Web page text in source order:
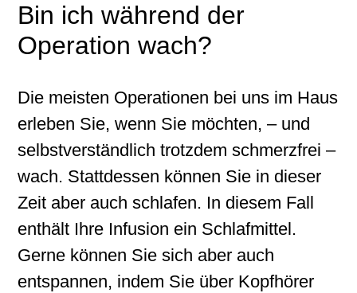
Bin ich während der
Operation wach?
Die meisten Operationen bei uns im Haus
erleben Sie, wenn Sie möchten, – und
selbstverständlich trotzdem schmerzfrei –
wach. Stattdessen können Sie in dieser
Zeit aber auch schlafen. In diesem Fall
enthält Ihre Infusion ein Schlafmittel.
Gerne können Sie sich aber auch
entspannen, indem Sie über Kopfhörer